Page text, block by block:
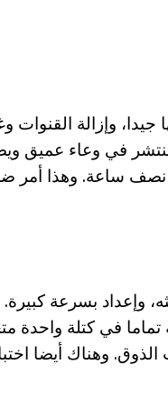
جيدا، وإزالة القنوات
تنتشر في وعاء عميق
نصف ساعة. وهذا أمر
وإعداد بسرعة
في كتلة واحدة
وهناك أيضا